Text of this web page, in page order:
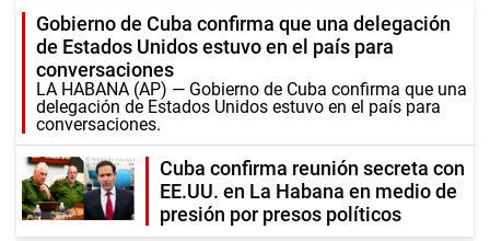
Gobierno de Cuba confirma que una delegación
de Estados Unidos estuvo en el país para
conversaciones
LA HABANA (AP) — Gobierno de Cuba confirma que una
delegación de Estados Unidos estuvo en el país para
conversaciones.
Cuba confirma reunión secreta con
EE.UU. en La Habana en medio de
presión por presos políticos